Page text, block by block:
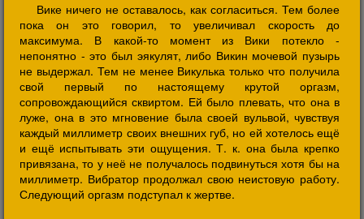
Вике ничего не оставалось, как согласиться. Тем более
пока он это говорил, то увеличивал скорость до
максимума. В какой-то момент из Вики потекло -
непонятно - это был эякулят, либо Викин мочевой пузырь
не выдержал. Тем не менее Викулька только что получила
свой первый по настоящему крутой оргазм,
сопровождающийся сквиртом. Ей было плевать, что она в
луже, она в это мгновение была своей вульвой, чувствуя
каждый миллиметр своих внешних губ, но ей хотелось ещё
и ещё испытывать эти ощущения. Т. к. она была крепко
привязана, то у неё не получалось подвинуться хотя бы на
миллиметр. Вибратор продолжал свою неистовую работу.
Следующий оргазм подступал к жертве.